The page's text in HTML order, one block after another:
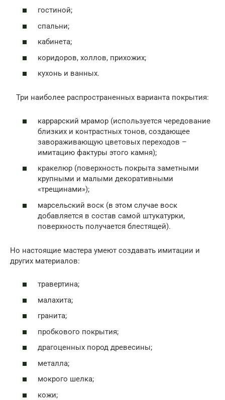
гостиной;
спальни;
кабинета;
коридоров, холлов, прихожих;
кухонь и ванных.
Три наиболее распространенных варианта покрытия:
каррарский мрамор (используется чередование
близких и контрастных тонов, создающее
завораживающую цветовых переходов –
имитацию фактуры этого камня);
кракелюр (поверхность покрыта заметными
крупными и малыми декоративными
«трещинами»);
марсельский воск (в этом случае воск
добавляется в состав самой штукатурки,
поверхность получается блестящей).
Но настоящие мастера умеют создавать имитации и
других материалов:
травертина;
малахита;
гранита;
пробкового покрытия;
драгоценных пород древесины;
металла;
мокрого шелка;
кожи;